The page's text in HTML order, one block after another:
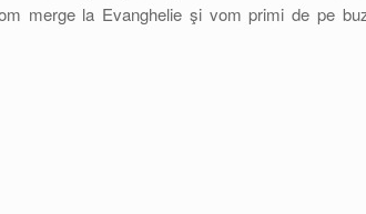
merge la Evanghelie şi vom primi de pe